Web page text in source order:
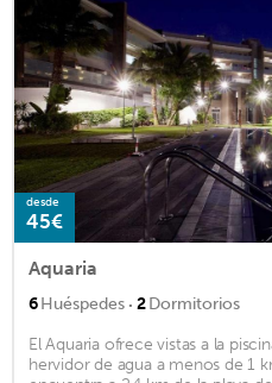
desde
45€
Aquaria
6Huéspedes · 2Dormitorios
El Aquaria ofrece vistas a la
hervidor de agua a menos de 1